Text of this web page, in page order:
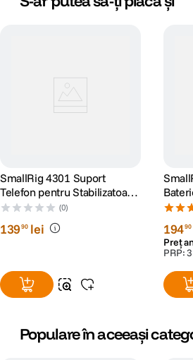
SmallRig 4301 Suport
Telefon pentru Stabilizatoare
DJI
(0)
13990 lei 19490
Preț
PRP:
Populare în aceeași